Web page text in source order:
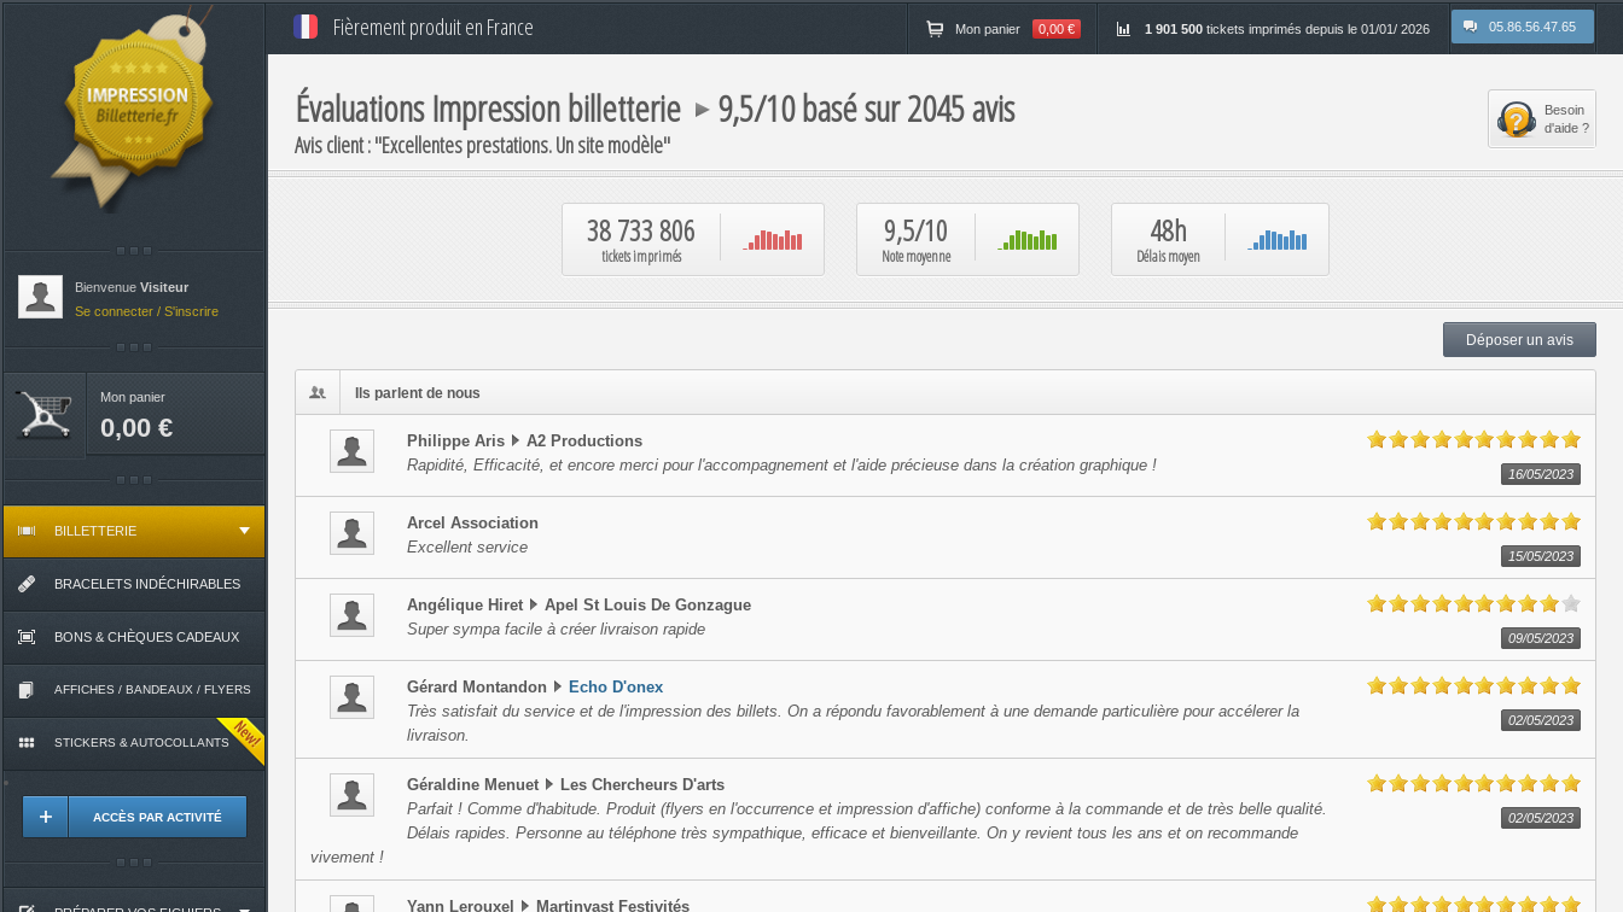
Bienvenue Visiteur
Se connecter / S'inscrire
Mon panier
0,00 €
BILLETTERIE
BRACELETS INDÉCHIRABLES
BONS & CHÈQUES CADEAUX
AFFICHES / BANDEAUX / FLYERS
STICKERS & AUTOCOLLANTS
ACCÈS PAR ACTIVITÉ
Fièrement produit en France Mon panier 0,00 € 1 901 500 tickets imprimés depuis le 01/01/ 2026 05.86.56.47.65
ÉvaluationsImpression billetterie 9,5/10basé sur2045avis
Avis client : "Excellentes prestations. Un site modèle"
Besoin
d'aide ?
38 733 806
tickets imprimés
9,5/10
Note moyenne
48h
Délais moyen
Déposer un avis
Ils parlent de nous
16/05/2023
Philippe Aris
A2 Productions
Rapidité, Efficacité, et encore merci pour l'accompagnement et l'aide précieuse dans la création graphique !
15/05/2023
Arcel Association
Excellent service
09/05/2023
Angélique Hiret
Apel St Louis De Gonzague
Super sympa facile à créer livraison rapide
02/05/2023
Gérard Montandon
Echo D'onex
Très satisfait du service et de l'impression des billets. On a répondu favorablement à une demande particulière pour accélerer la
livraison.
02/05/2023
Géraldine Menuet
Les Chercheurs D'arts
Parfait ! Comme d'habitude. Produit (flyers en l'occurrence et impression d'affiche) conforme à la commande et de très belle qualité.
Délais rapides. Personne au téléphone très sympathique, efficace et bienveillante. On y revient tous les ans et on recommande
vivement !
Yann Lerouxel
Martinvast Festivités